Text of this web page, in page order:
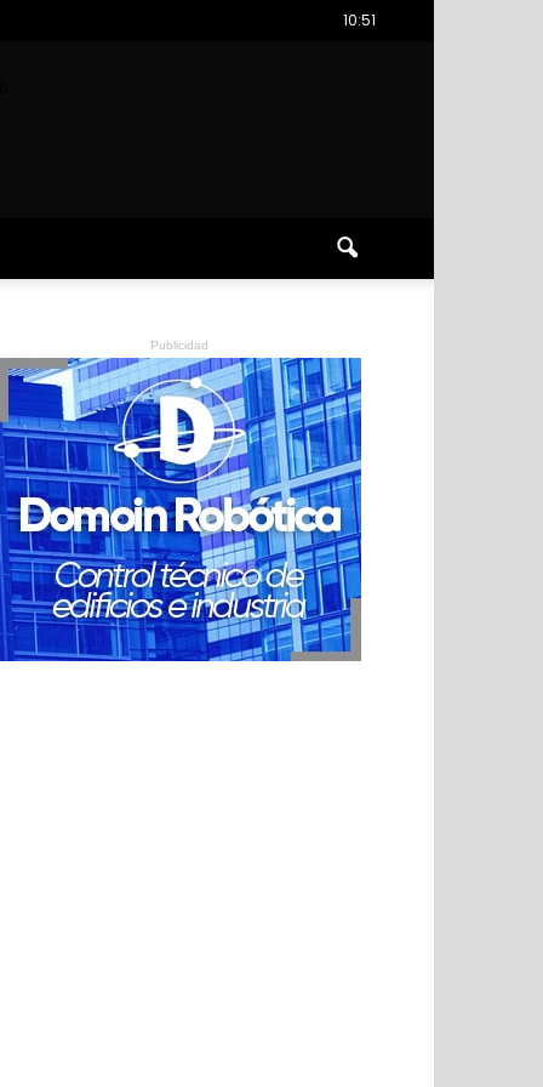
10:51
Publicidad